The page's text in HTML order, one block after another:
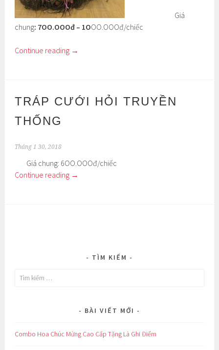
Giá
chung: 7OO.OOOđ – 1OOO.OOOđ/chiếc
Continue reading →
TRÁP CƯỚI HỎI TRUYỀN
THỐNG
Tháng 1 30, 2018
Giá chung: 6OO.OOOđ/chiếc
Continue reading →
TÌM KIẾM
Tìm
BÀI VIẾT MỚI
Combo Hoa Chúc Mừng Cao Cấp Tặng Là Ghi Điểm